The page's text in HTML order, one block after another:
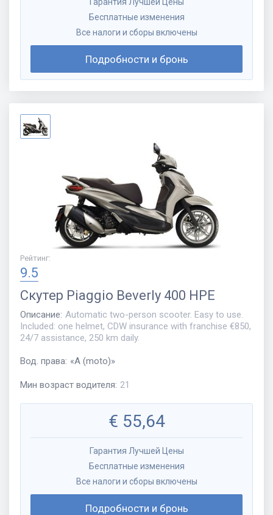
Бесплатные изменения
Все налоги и сборы включены
Подробности и бронь
Рейтинг:
9.5
Скутер Piaggio Beverly 400 HPE
Описание: Automatic two-person scooter. Easy to use.
Included: one helmet, CDW insurance with franchise €850,
24/7 assistance, 250 km daily.
Вод. права: «A (moto)»
Мин возраст водителя: 21
€ 55,64
Гарантия Лучшей Цены
Бесплатные изменения
Все налоги и сборы включены
Подробности и бронь